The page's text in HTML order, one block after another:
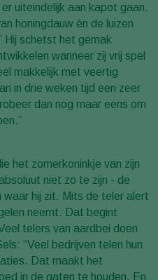
uiteindelijk aan kapot gaan.
honingdauw èn de luizen
Hij schetst het gemak
wanneer zij vrij spel
makkelijk met veertig
in drie weken tijd een zeer
dan nog maar eens om
het zomerkoninkje van zijn
niet zo te zijn - de
waar hij zit. Mits de teler alert
neemt. Dat begint
telers van aardbei doen
“Veel bedrijven telen hun
Dat maakt het
in de gaten te houden. En